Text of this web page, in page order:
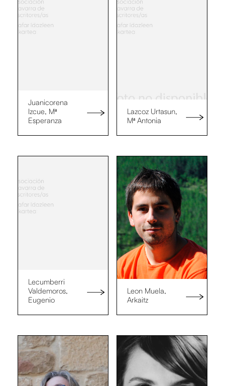
Juanicorena
Izcue, Mª
Esperanza
Lazcoz Urtasun,
Mª Antonia
Lecumberri
Valdemoros,
Eugenio
Leon Muela,
Arkaitz